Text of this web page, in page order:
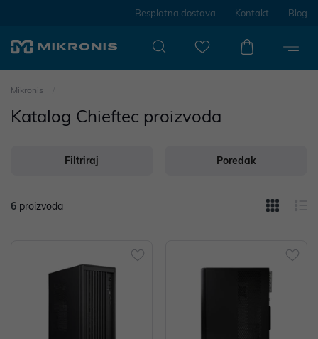
Besplatna dostava Kontakt Blog
Mikronis
Katalog Chieftec proizvoda
Filtriraj Poredak
6 proizvoda